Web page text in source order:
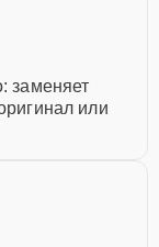
заменяет
или